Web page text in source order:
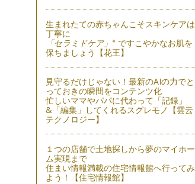
生まれたての赤ちゃんこそスキンケアは
丁寧に
「セラミドケア」 ※ですこやかなお肌を
保ちましょう【花王】
見守るだけじゃない！最新のAIの力でと
っておきの瞬間をコンテンツ化
忙しいママやパパに代わって「記録」
&「編集」してくれるスグレモノ【雲云
テクノロジー】
１つの店舗で土地探しから夢のマイホー
ム実現まで
住まい情報満載の住宅情報館へ行ってみ
よう！【住宅情報館】